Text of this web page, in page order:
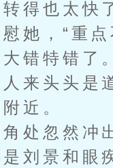
也太快
她，“重
错特错了
头头是
近。
忽然冲
刘景和眼